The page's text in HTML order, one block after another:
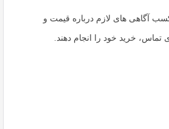
آگاهی های لازم درباره قیمت و
خرید خود را انجام دهند.